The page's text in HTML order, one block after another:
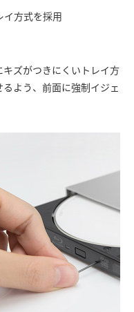
方式を採用
ズがつきにくいトレイ方
よう、前面に強制イジェ